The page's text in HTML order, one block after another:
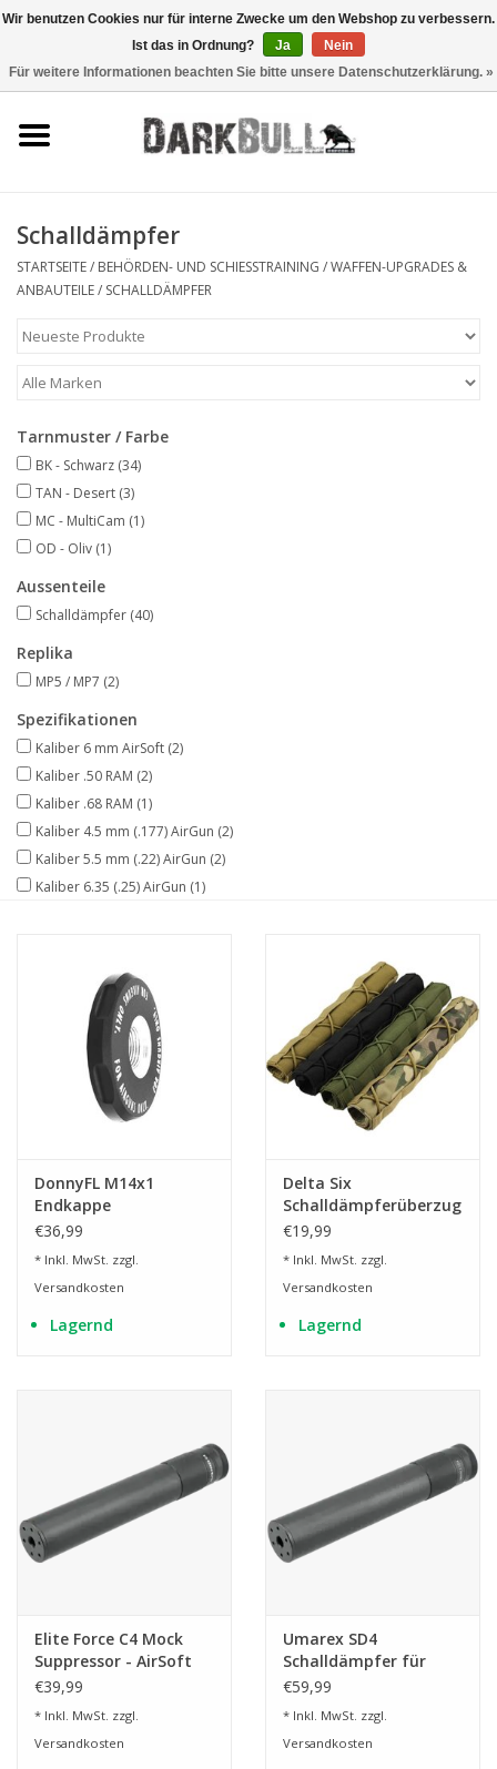
Schiesstraining
taktische Ausrüstung
Blog
Marken
Schalldämpfer
STARTSEITE/ BEHÖRDEN- UND SCHIESSTRAINING /WAFFEN-UPGRADES &
ANBAUTEILE/ SCHALLDÄMPFER
Tarnmuster / Farbe
BK - Schwarz (34)
TAN - Desert (3)
MC - MultiCam (1)
OD - Oliv (1)
Aussenteile
Schalldämpfer (40)
Replika
MP5 / MP7 (2)
Spezifikationen
Kaliber 6 mm AirSoft (2)
Kaliber .50 RAM (2)
Kaliber .68 RAM (1)
Kaliber 4.5 mm (.177) AirGun (2)
Kaliber 5.5 mm (.22) AirGun (2)
Kaliber 6.35 (.25) AirGun (1)
DonnyFL M14x1
Endkappe
Ronin/Emperor für AEA
€36,99
* Inkl. MwSt. zzgl.
Versandkosten
Lagernd
Delta Six
Schalldämpferüberzug
€19,99
* Inkl. MwSt. zzgl.
Versandkosten
Lagernd
Elite Force C4 Mock
Suppressor - AirSoft
Schalldämpfer-
€39,99
* Inkl. MwSt. zzgl.
Versandkosten
Umarex SD4
Schalldämpfer für
AirGuns
€59,99
* Inkl. MwSt. zzgl.
Versandkosten
Wir benutzen Cookies nur für interne Zwecke um den Webshop zu verbessern.
Ist das in Ordnung?
Ja
Nein
Für weitere Informationen beachten Sie bitte unsere Datenschutzerklärung. »